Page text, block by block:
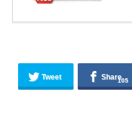
Tweet Share105